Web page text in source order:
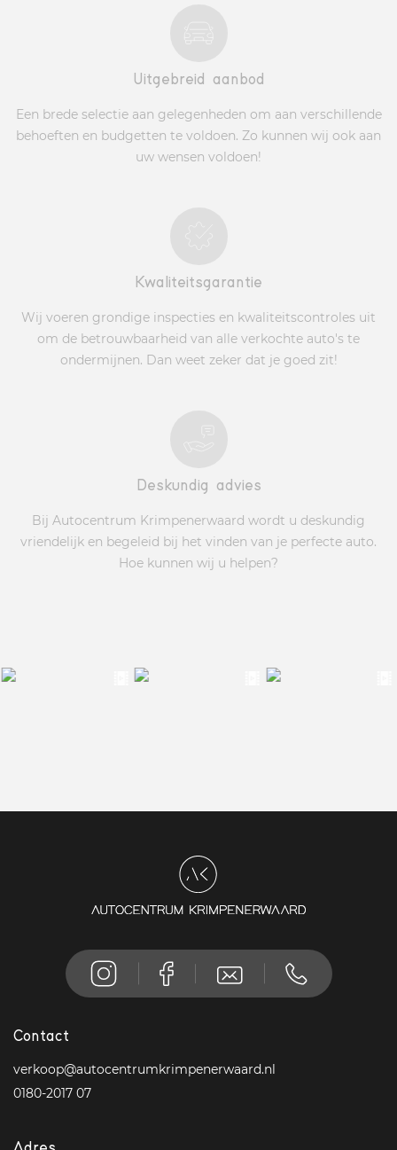
Uitgebreid aanbod
Een brede selectie aan gelegenheden om aan verschillende
behoeften en budgetten te voldoen. Zo kunnen wij ook aan
uw wensen voldoen!
Kwaliteitsgarantie
Wij voeren grondige inspecties en kwaliteitscontroles uit
om de betrouwbaarheid van alle verkochte auto's te
ondermijnen. Dan weet zeker dat je goed zit!
Deskundig advies
Bij Autocentrum Krimpenerwaard wordt u deskundig
vriendelijk en begeleid bij het vinden van je perfecte auto.
Hoe kunnen wij u helpen?
Contact
verkoop@autocentrumkrimpenerwaard.nl
0180-2017 07